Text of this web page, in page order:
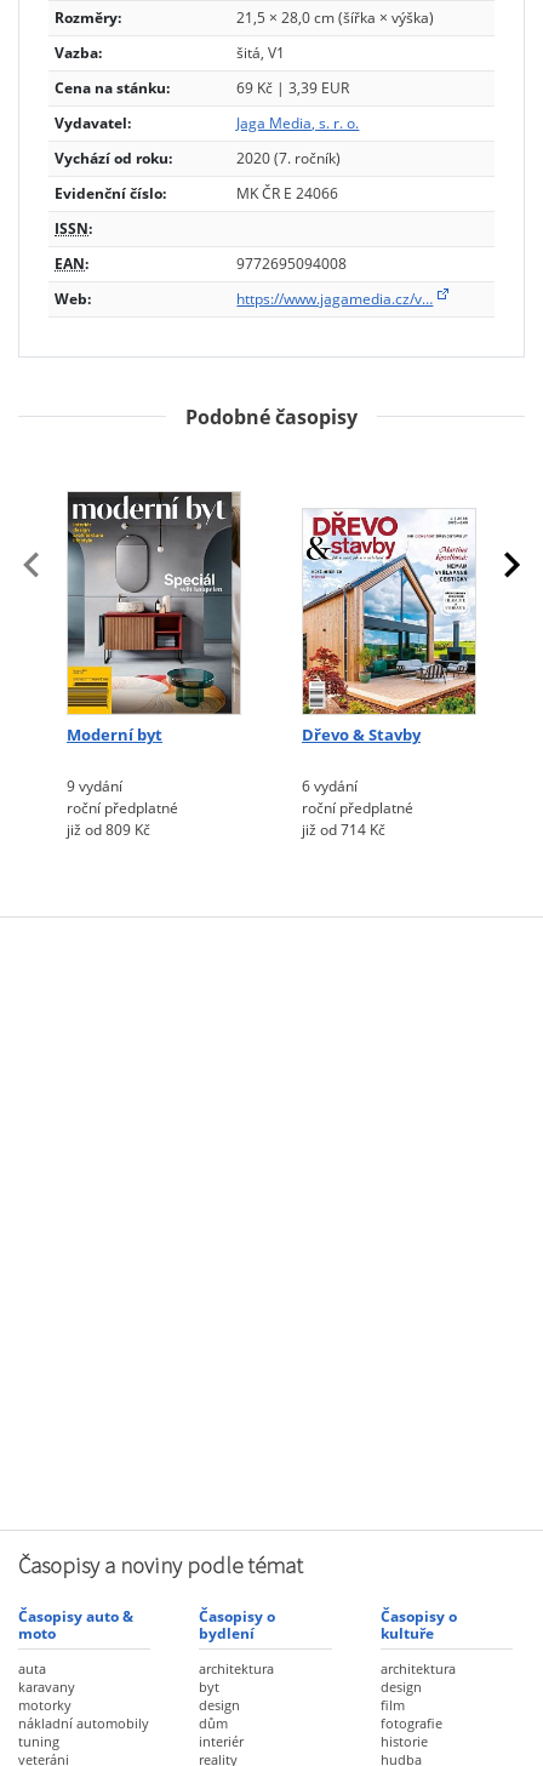
Rozměry:
21,5 × 28,0 cm (šířka × výška)
Vazba:
šitá, V1
Cena na stánku:
69 Kč | 3,39 EUR
Vydavatel:
Jaga Media, s. r. o.
Vychází od roku:
2020 (7. ročník)
Evidenční číslo:
MK ČR E 24066
ISSN:
EAN:
9772695094008
Web:
https://www.jagamedia.cz/v…
Podobné časopisy
Moderní byt
9 vydání
roční předplatné
již od 809 Kč
Dřevo & Stavby
6 vydání
roční předplatné
již od 714 Kč
Časopisy a noviny podle témat
Časopisy auto &
moto
auta
karavany
motorky
nákladní automobily
tuning
veteráni
Časopisy o
bydlení
architektura
byt
design
dům
interiér
reality
Časopisy o
kultuře
architektura
design
film
fotografie
historie
hudba